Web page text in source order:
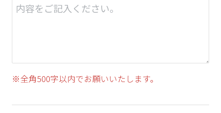
※全角500字以内でお願いいたします。